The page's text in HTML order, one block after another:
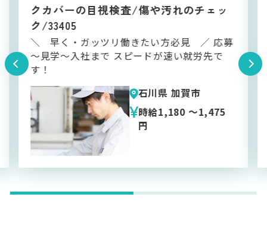
カット/機械オペレーター/未経験OK/土
日祝休み/33393
＼ 職場の人数は20名ほど ／ 実際に作業す
る場所は2名体制で対応！ ～60代、シニア世
代の男性活躍中です＊*
石川県 加賀市
時給1,200 〜1,500
円